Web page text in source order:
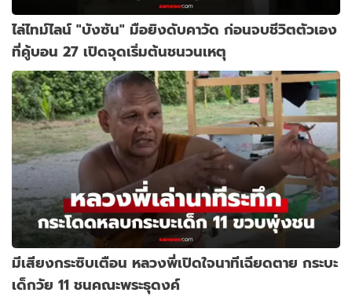
ไล่ไทม์ไลน์ "บังซัน" มือยิงดับคาวัด ก่อนจบชีวิตตัวเอง
ที่คู้บอน 27 เปิดจุดเริ่มต้นชนวนเหตุ
มีเสียงกระซิบเตือน หลวงพี่เปิดใจนาทีเฉียดตาย กระบะ
เด็กวัย 11 ชนคณะพระธุดงค์